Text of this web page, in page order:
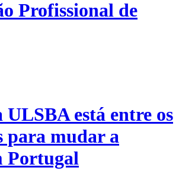
Profissional de
está entre os
para mudar a
Portugal